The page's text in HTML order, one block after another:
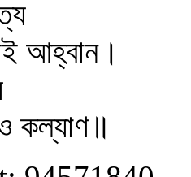
আহ্বান।
কল্যাণ॥